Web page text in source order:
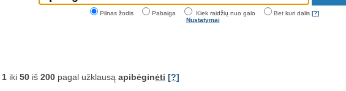
Pilnas žodis Pabaiga Kiek raidžių nuo galo Bet kuri dalis [?]
Nustatymai
1 iki50 iš200 pagal užklausąapibėginėti [?]